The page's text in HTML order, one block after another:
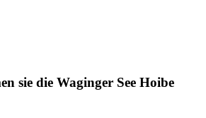
sie die Waginger See Hoibe